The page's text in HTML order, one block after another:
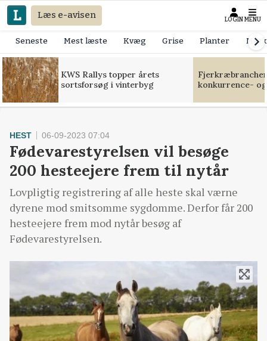
Læs e-avisen LOGIN MENU
Seneste Mest læste Kvæg Grise Planter
KWS Rallys topper årets
sortsforsøg i vinterbyg
konkurrence-
HEST 06-09-2023 07:04
Fødevarestyrelsen vil besøge
200 hesteejere frem til nytår
Lovpligtig registrering af alle heste skal værne
dyrene mod smitsomme sygdomme. Derfor får 200
hesteejere frem mod nytår besøg af
Fødevarestyrelsen.